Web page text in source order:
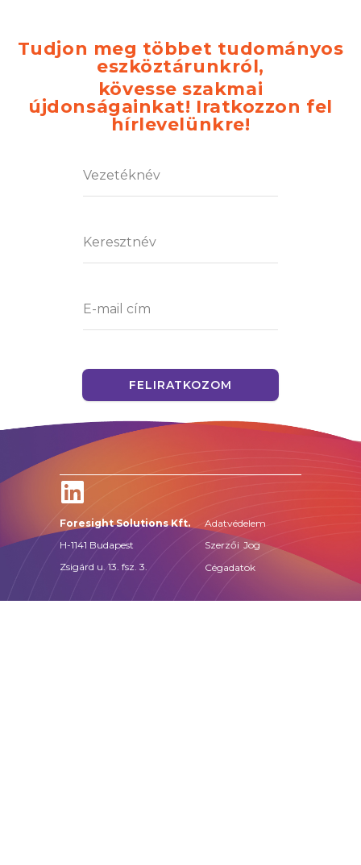
Tudjon meg többet tudományos
eszköztárunkról,
kövesse szakmai
újdonságainkat! Iratkozzon fel
hírlevelünkre!
FELIRATKOZOM
Foresight Solutions Kft.
H-1141 Budapest
Zsigárd u. 13. fsz. 3.
Adatvédelem
Szerzői Jog
Cégadatok